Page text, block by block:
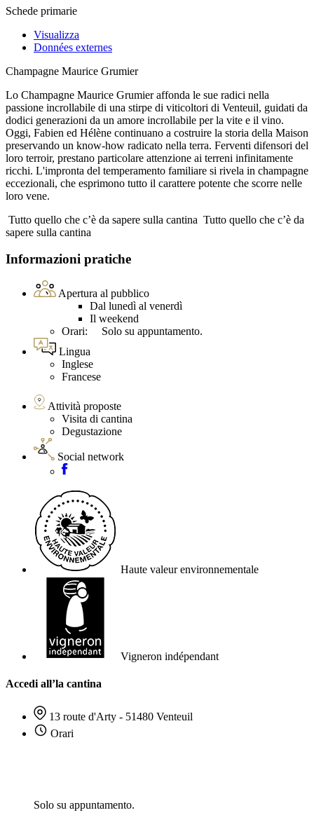
Schede primarie
Visualizza
Données externes
Champagne Maurice Grumier
Lo Champagne Maurice Grumier affonda le sue radici nella
passione incrollabile di una stirpe di viticoltori di Venteuil, guidati da
dodici generazioni da un amore incrollabile per la vite e il vino.
Oggi, Fabien ed Hélène continuano a costruire la storia della Maison
preservando un know-how radicato nella terra. Ferventi difensori del
loro terroir, prestano particolare attenzione ai terreni infinitamente
ricchi. L'impronta del temperamento familiare si rivela in champagne
eccezionali, che esprimono tutto il carattere potente che scorre nelle
loro vene.
Tutto quello che c’è da sapere sulla cantina Tutto quello che c’è da
sapere sulla cantina
Informazioni pratiche
Apertura al pubblico
Dal lunedì al venerdì
Il weekend
Orari: Solo su appuntamento.
Lingua
Inglese
Francese
Attività proposte
Visita di cantina
Degustazione
Social network
Haute valeur environnementale
Vigneron indépendant
Accedi all’la cantina
13 route d'Arty - 51480 Venteuil
Orari
Solo su appuntamento.